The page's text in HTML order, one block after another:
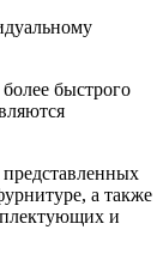
быстрого
а также
и